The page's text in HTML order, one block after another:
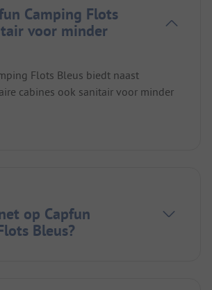
Camping Flots
voor minder
Flots Bleus biedt naast
cabines ook sanitair voor minder
op Capfun
Bleus?